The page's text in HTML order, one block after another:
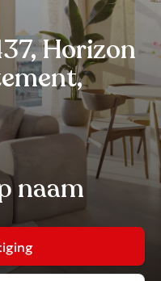
Horizon
naam